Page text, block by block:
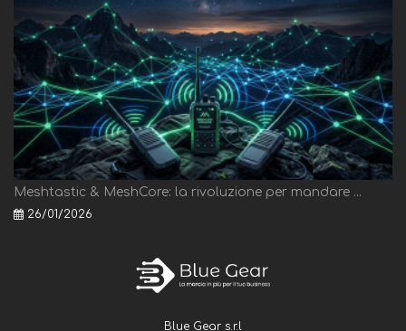
Meshtastic & MeshCore: la rivoluzione per mandare ...
26/01/2026
Blue Gear s.r.l